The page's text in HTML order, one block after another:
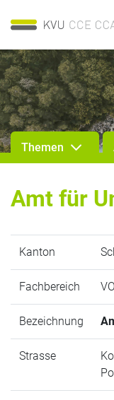
Themen
Amt für
Kanton
Fachbereich
Bezeichnung
Strasse